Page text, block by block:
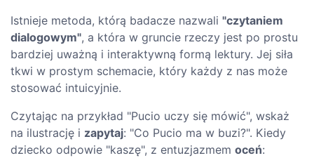
Istnieje metoda, którą badacze nazwali "czytaniem
dialogowym", a która w gruncie rzeczy jest po prostu
bardziej uważną i interaktywną formą lektury. Jej siła
tkwi w prostym schemacie, który każdy z nas może
stosować intuicyjnie.
Czytając na przykład "Pucio uczy się mówić", wskaż
na ilustrację i zapytaj: "Co Pucio ma w buzi?". Kiedy
dziecko odpowie "kaszę", z entuzjazmem oceń: